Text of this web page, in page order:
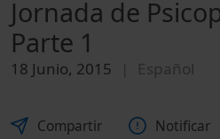
Jornada de
Parte 1
18 Junio, 2015 Español
Compartir Notificar